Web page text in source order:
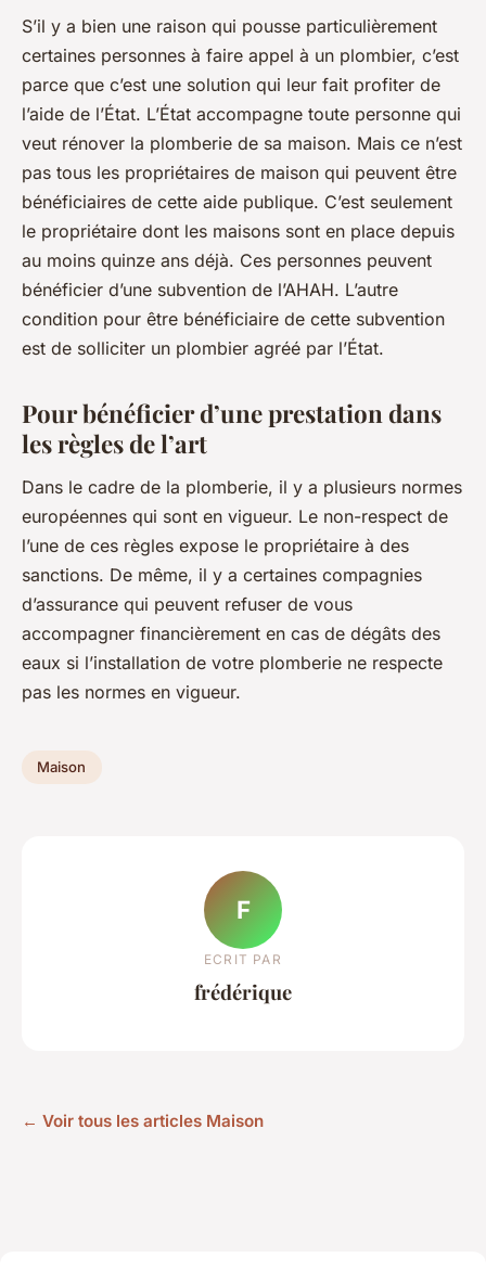
S’il y a bien une raison qui pousse particulièrement
certaines personnes à faire appel à un plombier, c’est
parce que c’est une solution qui leur fait profiter de
l’aide de l’État. L’État accompagne toute personne qui
veut rénover la plomberie de sa maison. Mais ce n’est
pas tous les propriétaires de maison qui peuvent être
bénéficiaires de cette aide publique. C’est seulement
le propriétaire dont les maisons sont en place depuis
au moins quinze ans déjà. Ces personnes peuvent
bénéficier d’une subvention de l’AHAH. L’autre
condition pour être bénéficiaire de cette subvention
est de solliciter un plombier agréé par l’État.
Pour bénéficier d’une prestation dans
les règles de l’art
Dans le cadre de la plomberie, il y a plusieurs normes
européennes qui sont en vigueur. Le non-respect de
l’une de ces règles expose le propriétaire à des
sanctions. De même, il y a certaines compagnies
d’assurance qui peuvent refuser de vous
accompagner financièrement en cas de dégâts des
eaux si l’installation de votre plomberie ne respecte
pas les normes en vigueur.
Maison
F
ECRIT PAR
frédérique
← Voir tous les articles Maison